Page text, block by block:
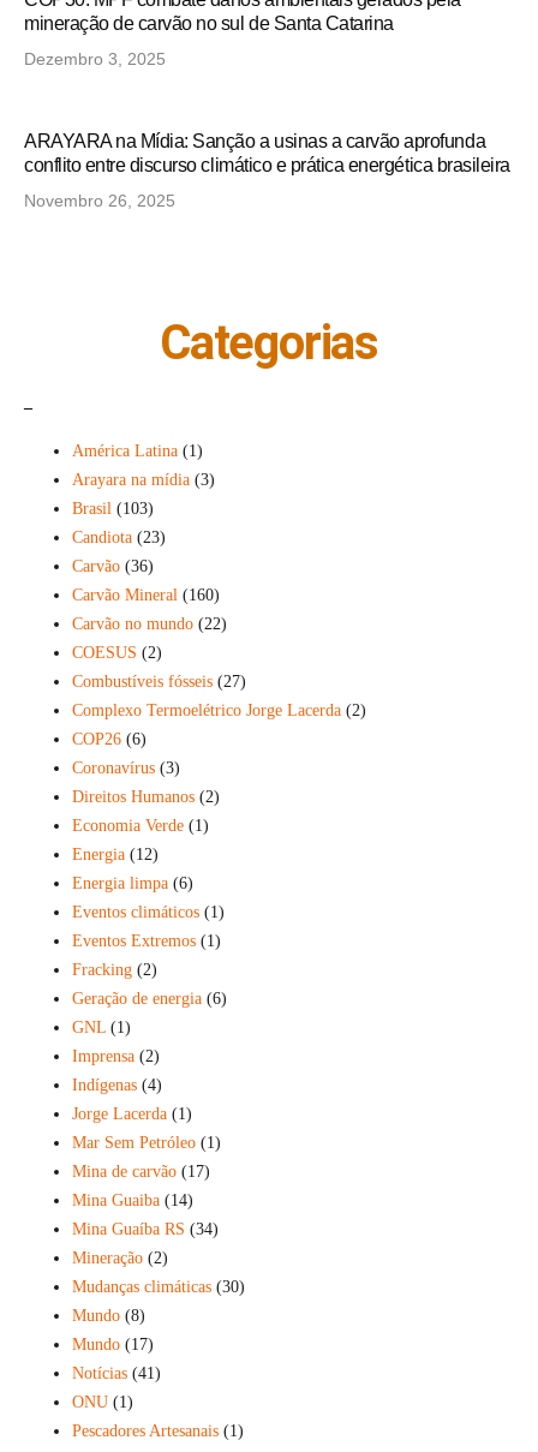
mineração de carvão no sul de Santa Catarina
Dezembro 3, 2025
ARAYARA na Mídia: Sanção a usinas a carvão aprofunda
conflito entre discurso climático e prática energética brasileira
Novembro 26, 2025
Categorias
América Latina (1)
Arayara na mídia (3)
Brasil (103)
Candiota (23)
Carvão (36)
Carvão Mineral (160)
Carvão no mundo (22)
COESUS (2)
Combustíveis fósseis (27)
Complexo Termoelétrico Jorge Lacerda (2)
COP26 (6)
Coronavírus (3)
Direitos Humanos (2)
Economia Verde (1)
Energia (12)
Energia limpa (6)
Eventos climáticos (1)
Eventos Extremos (1)
Fracking (2)
Geração de energia (6)
GNL (1)
Imprensa (2)
Indígenas (4)
Jorge Lacerda (1)
Mar Sem Petróleo (1)
Mina de carvão (17)
Mina Guaiba (14)
Mina Guaíba RS (34)
Mineração (2)
Mudanças climáticas (30)
Mundo (8)
Mundo (17)
Notícias (41)
ONU (1)
Pescadores Artesanais (1)